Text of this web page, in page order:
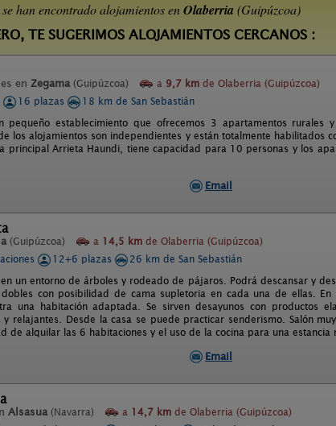
han encontrado alojamientos enOlaberria (Guipúzcoa)
TE SUGERIMOS ALOJAMIENTOS CERCANOS :
en Zegama (Guipúzcoa) a 9,7 km de Olaberria (Guipúzcoa)
16 plazas
18 km de San Sebastián
pequeño establecimiento que ofrecemos 3 apartamentos
los alojamientos son independientes y están totalmente habilitados
principal Arrieta Haundi, tiene capacidad para 10 personas y los
Email
(Guipúzcoa) a 14,5 km de Olaberria (Guipúzcoa)
12+6 plazas
26 km de San Sebastián
un entorno de árboles y rodeado de pájaros. Podrá descansar y
con posibilidad de cama supletoria en cada una de ellas.
una habitación adaptada. Se sirven desayunos con productos
y relajantes. Desde la casa se puede practicar senderismo. Salón
de alquilar las 6 habitaciones y el uso de la cocina para una estancia
Email
Alsasua (Navarra) a 14,7 km de Olaberria (Guipúzcoa)